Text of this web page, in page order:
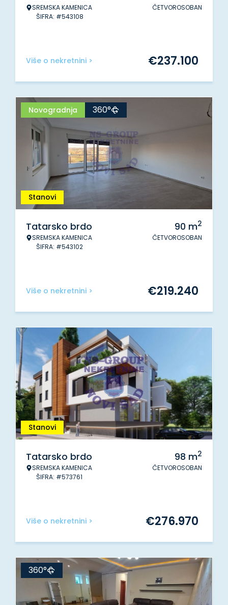
SREMSKA KAMENICA
ŠIFRA: #543108
ČETVOROSOBAN
Više o nekretnini > €237.100
Stanovi
Novogradnja 360°
Tatarsko brdo
SREMSKA KAMENICA
ŠIFRA: #543102
90 m2
ČETVOROSOBAN
Više o nekretnini > €219.240
Stanovi
Tatarsko brdo
SREMSKA KAMENICA
ŠIFRA: #573761
98 m2
ČETVOROSOBAN
Više o nekretnini > €276.970
360°